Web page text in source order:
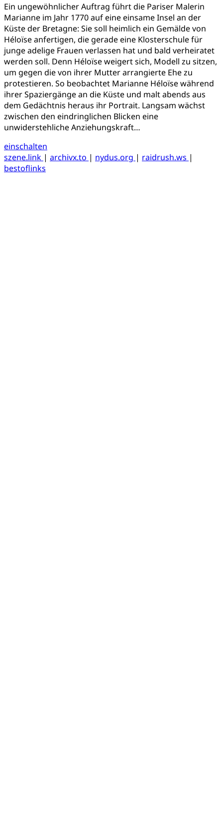
Ein ungewöhnlicher Auftrag führt die Pariser Malerin
Marianne im Jahr 1770 auf eine einsame Insel an der
Küste der Bretagne: Sie soll heimlich ein Gemälde von
Héloïse anfertigen, die gerade eine Klosterschule für
junge adelige Frauen verlassen hat und bald verheiratet
werden soll. Denn Héloïse weigert sich, Modell zu sitzen,
um gegen die von ihrer Mutter arrangierte Ehe zu
protestieren. So beobachtet Marianne Héloïse während
ihrer Spaziergänge an die Küste und malt abends aus
dem Gedächtnis heraus ihr Portrait. Langsam wächst
zwischen den eindringlichen Blicken eine
unwiderstehliche Anziehungskraft…
einschalten
szene.link | archivx.to | nydus.org | raidrush.ws |
bestoflinks